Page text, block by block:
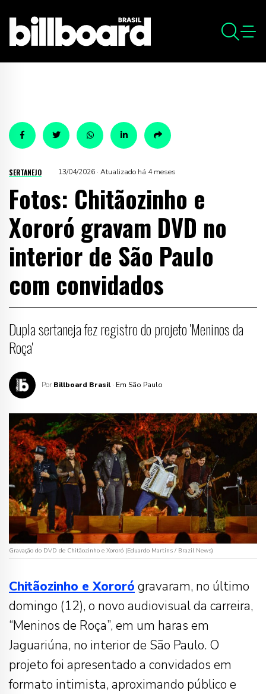
SERTANEJO 13/04/2026 · Atualizado há 4 meses
Fotos: Chitãozinho e
Xororó gravam DVD no
interior de São Paulo
com convidados
Dupla sertaneja fez registro do projeto 'Meninos da
Roça'
Por Billboard Brasil · Em São Paulo
Gravação do DVD de Chitãozinho e Xororó (Eduardo Martins / Brazil News)
Chitãozinho e Xororó gravaram, no último
domingo (12), o novo audiovisual da carreira,
“Meninos de Roça”, em um haras em
Jaguariúna, no interior de São Paulo. O
projeto foi apresentado a convidados em
formato intimista, aproximando público e